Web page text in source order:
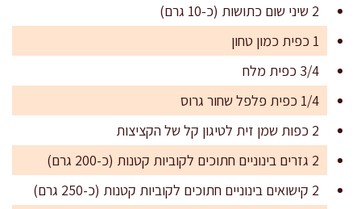
2 שיני שום כתושות (כ-10 גרם)
1 כפית כמון טחון
3/4 כפית מלח
1/4 כפית פלפל שחור גרוס
2 כפות שמן זית לטיגון קל של הקציצות
2 גזרים בינוניים חתוכים לקוביות קטנות (כ-200 גרם)
2 קישואים בינוניים חתוכים לקוביות קטנות (כ-250 גרם)